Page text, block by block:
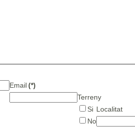
Email (*)
Terreny
Si
No
Localitat